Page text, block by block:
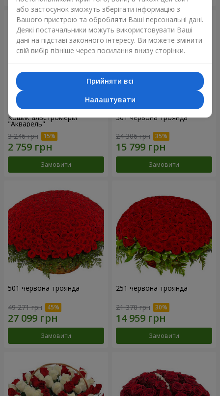
Кошик альстромерій
"Акварель"
3 246 грн
Замовити
301 червона троянда
24 306 грн
Замовити
501 червона троянда
49 271 грн
Замовити
251 червона троянда
21 370 грн
Замовити
або застосунок зможуть зберігати інформацію з
Вашого пристрою та обробляти Ваші персональні дані.
Деякі постачальники можуть використовувати Ваші
дані на підставі законного інтересу. Ви можете змінити
свій вибір пізніше через посилання внизу сторінки.
Прийняти всі
Налаштувати